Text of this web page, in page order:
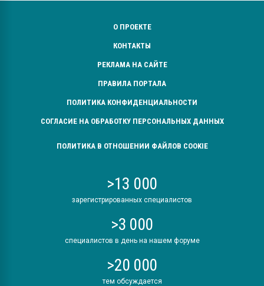
О ПРОЕКТЕ
КОНТАКТЫ
РЕКЛАМА НА САЙТЕ
ПРАВИЛА ПОРТАЛА
ПОЛИТИКА КОНФИДЕНЦИАЛЬНОСТИ
СОГЛАСИЕ НА ОБРАБОТКУ ПЕРСОНАЛЬНЫХ ДАННЫХ
ПОЛИТИКА В ОТНОШЕНИИ ФАЙЛОВ COOKIE
>13 000
зарегистрированных специалистов
>3 000
специалистов в день на нашем форуме
>20 000
тем обсуждается